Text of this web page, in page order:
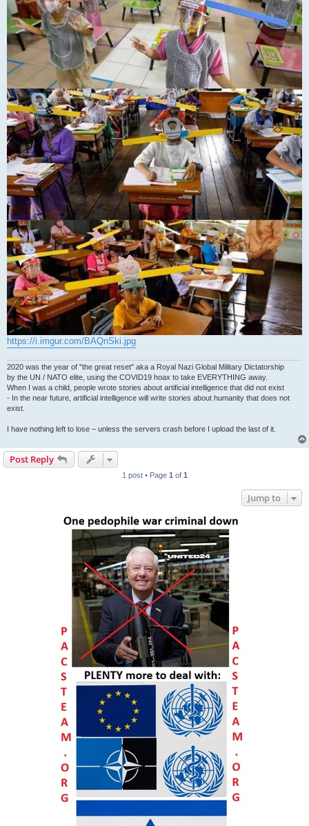
https://i.imgur.com/BAQnSki.jpg
2020 was the year of "the great reset" aka a Royal Nazi Global Military Dictatorship
by the UN / NATO elite, using the COVID19 hoax to take EVERYTHING away.
When I was a child, people wrote stories about artificial intelligence that did not exist
- In the near future, artificial intelligence will write stories about humanity that does not
exist.
I have nothing left to lose – unless the servers crash before I upload the last of it.
Post Reply
1 post • Page 1 of 1
Jump to